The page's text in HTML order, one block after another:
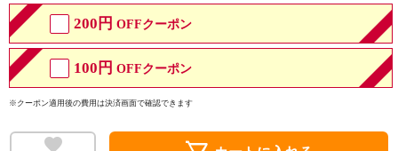
200円 OFFクーポン
100円 OFFクーポン
※クーポン適用後の費用は決済画面で確認できます